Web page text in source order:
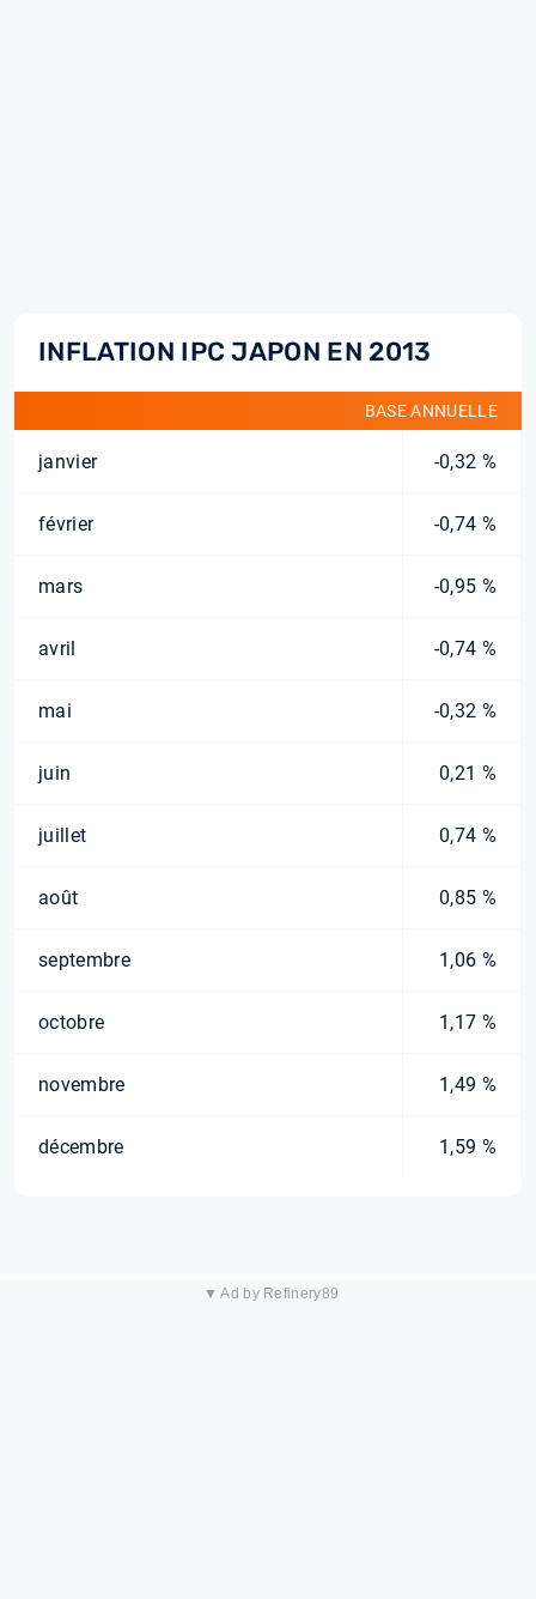
INFLATION IPC JAPON EN 2013
BASE ANNUELLE
janvier -0,32 %
février -0,74 %
mars -0,95 %
avril -0,74 %
mai -0,32 %
juin 0,21 %
juillet 0,74 %
août 0,85 %
septembre 1,06 %
octobre 1,17 %
novembre 1,49 %
décembre 1,59 %
▼ Ad by Refinery89